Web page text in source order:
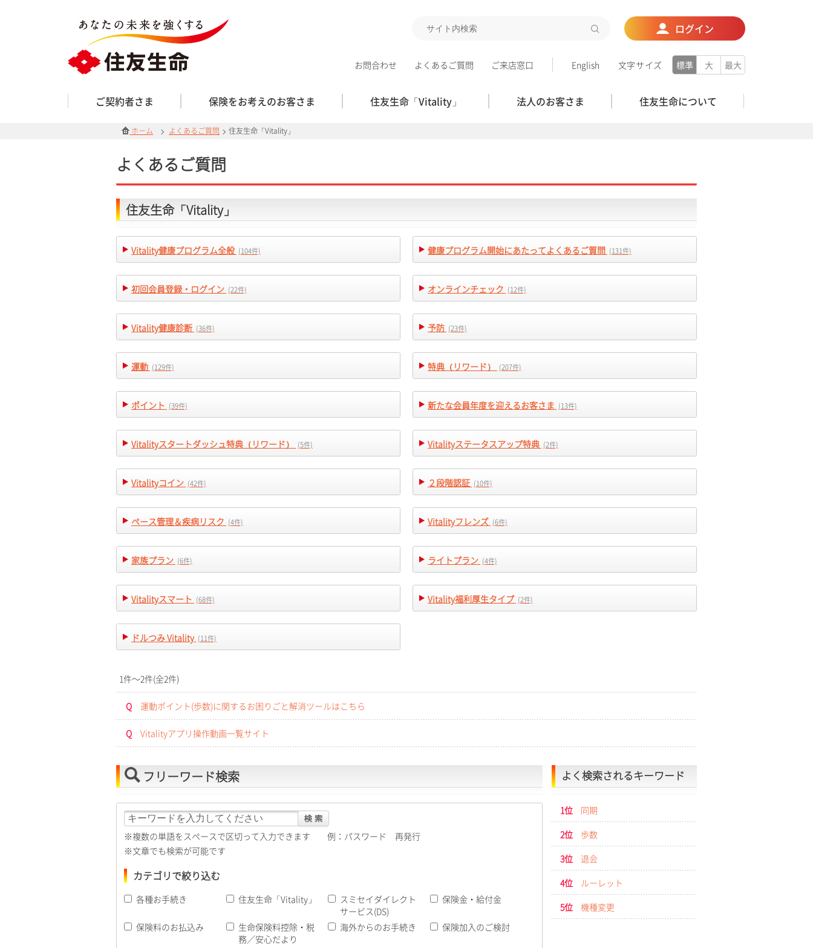
ログイン
お問合わせ よくあるご質問 ご来店窓口 English 文字サイズ 標準 大 最大
ご契約者さま 保険をお考えのお客さま 住友生命「Vitality」 法人のお客さま 住友生命について
ホーム よくあるご質問 住友生命「Vitality」
よくあるご質問
住友生命「Vitality」
Vitality健康プログラム全般 (104件) 健康プログラム開始にあたってよくあるご質問 (131件)
初回会員登録・ログイン (22件) オンラインチェック (12件)
Vitality健康診断 (36件) 予防 (23件)
運動 (129件) 特典（リワード） (207件)
ポイント (39件) 新たな会員年度を迎えるお客さま (13件)
Vitalityスタートダッシュ特典（リワード） (5件) Vitalityステータスアップ特典 (2件)
Vitalityコイン (42件) ２段階認証 (10件)
ペース管理＆疾病リスク (4件) Vitalityフレンズ (6件)
家族プラン (6件) ライトプラン (4件)
Vitalityスマート (68件) Vitality福利厚生タイプ (2件)
ドルつみ Vitality (11件)
1件～2件(全2件)
Q 運動ポイント(歩数)に関するお困りごと解消ツールはこちら
Q Vitalityアプリ操作動画一覧サイト
フリーワード検索
※複数の単語をスペースで区切って入力できます
例：パスワード 再発行
※文章でも検索が可能です
カテゴリで絞り込む
各種お手続き 住友生命「Vitality」
スミセイダイレクト
サービス(DS)
保険金・給付金
保険料のお払込み
生命保険料控除・税
務／安心だより
海外からのお手続き 保険加入のご検討
よく検索されるキーワード
1位
同期
2位
歩数
3位
退会
4位
ルーレット
5位
機種変更